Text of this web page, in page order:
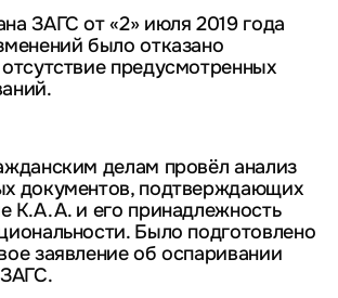
ЗАГС от «2» июля 2019 года
было отказано
предусмотренных
делам провёл анализ
документов, подтверждающих
К.А.А. и его принадлежность
Было подготовлено
заявление об оспаривании